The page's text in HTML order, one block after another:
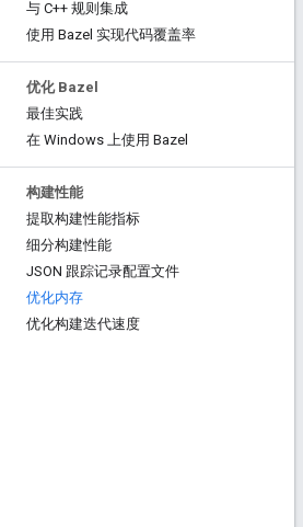
与 C++ 规则集成
使用 Bazel 实现代码覆盖率
优化 Bazel
最佳实践
在 Windows 上使用 Bazel
构建性能
提取构建性能指标
细分构建性能
JSON 跟踪记录配置文件
优化内存
优化构建迭代速度